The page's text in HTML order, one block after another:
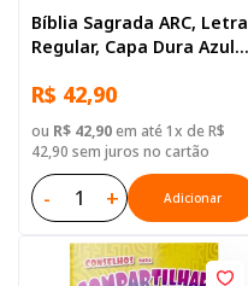
Bíblia Sagrada ARC, Letra
Regular, Capa Dura Azul
R$ 42,90
ou R$ 42,90em até 1x de R$
42,90 sem juros no cartão
- + Adicionar